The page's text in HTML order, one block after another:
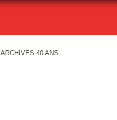
ARCHIVES 40 ANS